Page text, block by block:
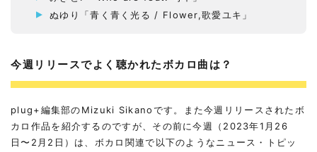
ぬゆり「青く青く光る / Flower,歌愛ユキ」
今週リリースでよく聴かれたボカロ曲は？
plug+編集部のMizuki Sikanoです。また今週リリースされたボ
カロ作品を紹介するのですが、その前に今週（2023年1月26
日〜2月2日）は、ボカロ関連で以下のようなニュース・トピッ